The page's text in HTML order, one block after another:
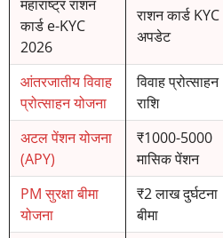
महाराष्ट्र राशन
कार्ड e-KYC
2026
राशन कार्ड KYC
अपडेट
आंतरजातीय विवाह
प्रोत्साहन योजना
विवाह प्रोत्साहन
राशि
अटल पेंशन योजना
(APY)
₹1000-5000
मासिक पेंशन
PM सुरक्षा बीमा
योजना
₹2 लाख दुर्घटना
बीमा